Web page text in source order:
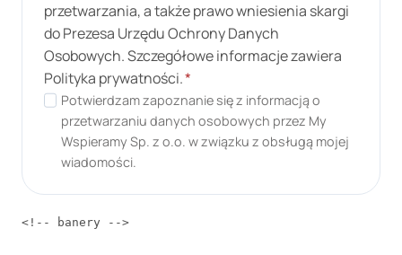
przetwarzania, a także prawo wniesienia skargi
do Prezesa Urzędu Ochrony Danych
Osobowych. Szczegółowe informacje zawiera
Polityka prywatności.*
Potwierdzam zapoznanie się z informacją o
przetwarzaniu danych osobowych przez My
Wspieramy Sp. z o.o. w związku z obsługą mojej
wiadomości.
<!-- banery -->